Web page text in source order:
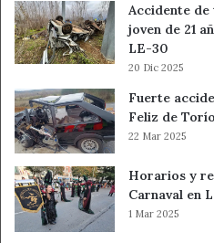
Accidente de
joven de 21
LE-30
20 Dic 2025
Fuerte
Feliz de
22 Mar 2025
Horarios y
Carnaval en
1 Mar 2025